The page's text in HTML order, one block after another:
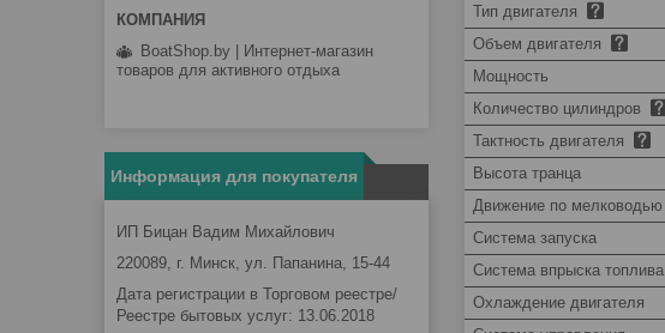
Тип двигателя
Объем двигателя
Мощность
Количество цилиндров
Тактность двигателя
Высота транца
Движение по мелководью
Система запуска
Система впрыска топлива
Охлаждение двигателя
BoatShop.by | Интернет-магазин
товаров для активного отдыха
Информация для покупателя
ИП Бицан Вадим Михайлович
220089, г. Минск, ул. Папанина, 15-44
Дата регистрации в Торговом реестре/
Реестре бытовых услуг: 13.06.2018